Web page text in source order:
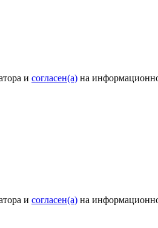
и согласен(а) на
и согласен(а) на